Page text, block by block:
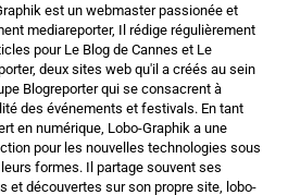
est un webmaster passionée et
mediareporter, Il rédige régulièrement
pour Le Blog de Cannes et Le
deux sites web qu'il a créés au sein
Blogreporter qui se consacrent à
des événements et festivals. En tant
en numérique, Lobo-Graphik a une
pour les nouvelles technologies sous
formes. Il partage souvent ses
et découvertes sur son propre site, lobo-